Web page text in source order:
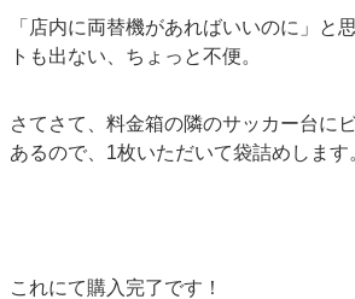
「店内に両替機があればいいのに」と
トも出ない、ちょっと不便。
さてさて、料金箱の隣のサッカー台に
あるので、1枚いただいて袋詰めします
これにて購入完了です！